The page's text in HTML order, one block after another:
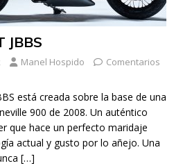
JBBS
Manel Hospido
Comentarios
está creada sobre la base de una
900 de 2008. Un auténtico
que hace un perfecto maridaje
actual y gusto por lo añejo. Una
[…]